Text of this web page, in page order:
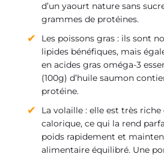
d’un yaourt nature sans
grammes de protéines.
Les poissons gras : ils sont
lipides bénéfiques, mais
en acides gras oméga-3
(100g) d’huile saumon
protéine.
La volaille : elle est très
calorique, ce qui la rend
poids rapidement et
alimentaire équilibré. Une